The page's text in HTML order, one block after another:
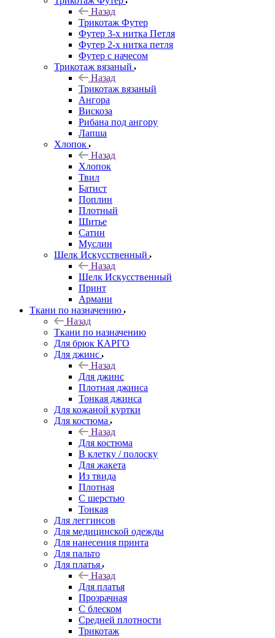
Назад
Трикотаж Футер
Футер 3-х нитка Петля
Футер 2-х нитка петля
Футер с начесом
Трикотаж вязаный
Назад
Трикотаж вязаный
Ангора
Вискоза
Рибана под ангору
Лапша
Хлопок
Назад
Хлопок
Твил
Батист
Поплин
Плотный
Шитье
Сатин
Муслин
Шелк Искусственный
Назад
Шелк Искусственный
Принт
Армани
Ткани по назначению
Назад
Ткани по назначению
Для брюк КАРГО
Для джинс
Назад
Для джинс
Плотная джинса
Тонкая джинса
Для кожаной куртки
Для костюма
Назад
Для костюма
В клетку / полоску
Для жакета
Из твида
Плотная
С шерстью
Тонкая
Для леггинсов
Для медицинской одежды
Для нанесения принта
Для пальто
Для платья
Назад
Для платья
Прозрачная
С блеском
Средней плотности
Трикотаж